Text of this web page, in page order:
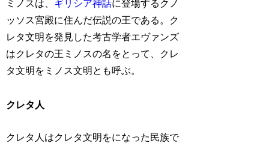
ミノスは、 ギリシア神話に登場するクノ
ッソス宮殿に住んだ伝説の王である。ク
レタ文明を発見した考古学者エヴァンズ
はクレタの王ミノスの名をとって、クレ
タ文明をミノス文明とも呼ぶ。
クレタ人
クレタ人はクレタ文明をになった民族で